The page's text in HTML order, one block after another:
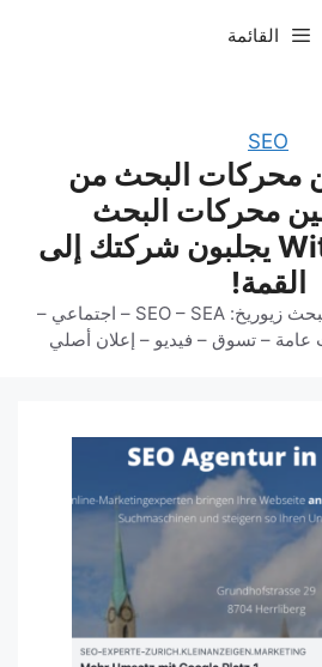
القائمة
محركات البحث من
محركات البحث
Wittibschlager يجلبون شركتك إلى
القمة!
وكالة تحسين محركات البحث زيوريخ: SEO – SEA – اجتماعي –
– تسوق – فيديو – إعلان أصلي
SEO